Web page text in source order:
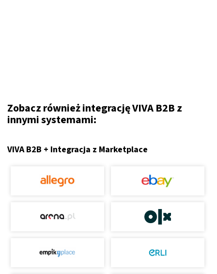
Zobacz również integrację VIVA B2B z
innymi systemami:
VIVA B2B + Integracja z Marketplace